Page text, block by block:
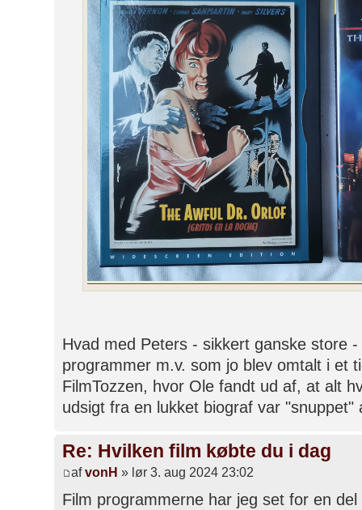
Hvad med Peters - sikkert ganske store
programmer m.v. som jo blev omtalt i et
FilmTozzen, hvor Ole fandt ud af, at alt
udsigt fra en lukket biograf var
Re: Hvilken film købte du i dag
afvonH » lør 3. aug 2024 23:02
Film programmerne har jeg set for en